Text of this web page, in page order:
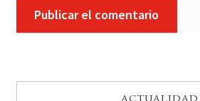
ACTUALIDAD